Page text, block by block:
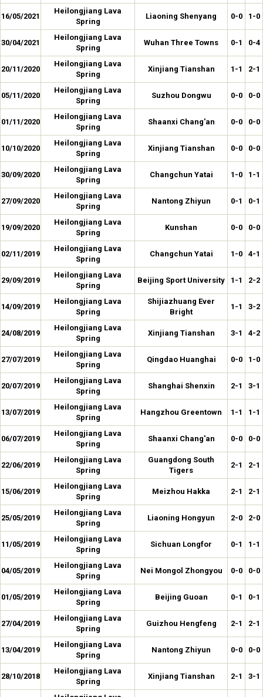
16/05/2021
Heilongjiang Lava
Spring
Liaoning Shenyang 0-0 1-0
30/04/2021
Heilongjiang Lava
Spring
Wuhan Three Towns 0-1 0-4
20/11/2020
Heilongjiang Lava
Spring
Xinjiang Tianshan 1-1 2-1
05/11/2020
Heilongjiang Lava
Spring
Suzhou Dongwu 0-0 0-0
01/11/2020
Heilongjiang Lava
Spring
Shaanxi Chang'an 0-0 0-0
10/10/2020
Heilongjiang Lava
Spring
Xinjiang Tianshan 0-0 0-0
30/09/2020
Heilongjiang Lava
Spring
Changchun Yatai 1-0 1-1
27/09/2020
Heilongjiang Lava
Spring
Nantong Zhiyun 0-1 0-1
19/09/2020
Heilongjiang Lava
Spring
Kunshan 0-0 0-0
02/11/2019
Heilongjiang Lava
Spring
Changchun Yatai 1-0 4-1
29/09/2019
Heilongjiang Lava
Spring
Beijing Sport University 1-1 2-2
14/09/2019
Heilongjiang Lava
Spring
Shijiazhuang Ever
Bright
1-1 3-2
24/08/2019
Heilongjiang Lava
Spring
Xinjiang Tianshan 3-1 4-2
27/07/2019
Heilongjiang Lava
Spring
Qingdao Huanghai 0-0 1-0
20/07/2019
Heilongjiang Lava
Spring
Shanghai Shenxin 2-1 3-1
13/07/2019
Heilongjiang Lava
Spring
Hangzhou Greentown 1-1 1-1
06/07/2019
Heilongjiang Lava
Spring
Shaanxi Chang'an 0-0 0-0
22/06/2019
Heilongjiang Lava
Spring
Guangdong South
Tigers
2-1 2-1
15/06/2019
Heilongjiang Lava
Spring
Meizhou Hakka 2-1 2-1
25/05/2019
Heilongjiang Lava
Spring
Liaoning Hongyun 2-0 2-0
11/05/2019
Heilongjiang Lava
Spring
Sichuan Longfor 0-1 1-1
04/05/2019
Heilongjiang Lava
Spring
Nei Mongol Zhongyou 0-0 0-0
01/05/2019
Heilongjiang Lava
Spring
Beijing Guoan 0-1 0-1
27/04/2019
Heilongjiang Lava
Spring
Guizhou Hengfeng 2-1 2-1
13/04/2019
Heilongjiang Lava
Spring
Nantong Zhiyun 0-0 0-0
28/10/2018
Heilongjiang Lava
Spring
Xinjiang Tianshan 2-1 3-1